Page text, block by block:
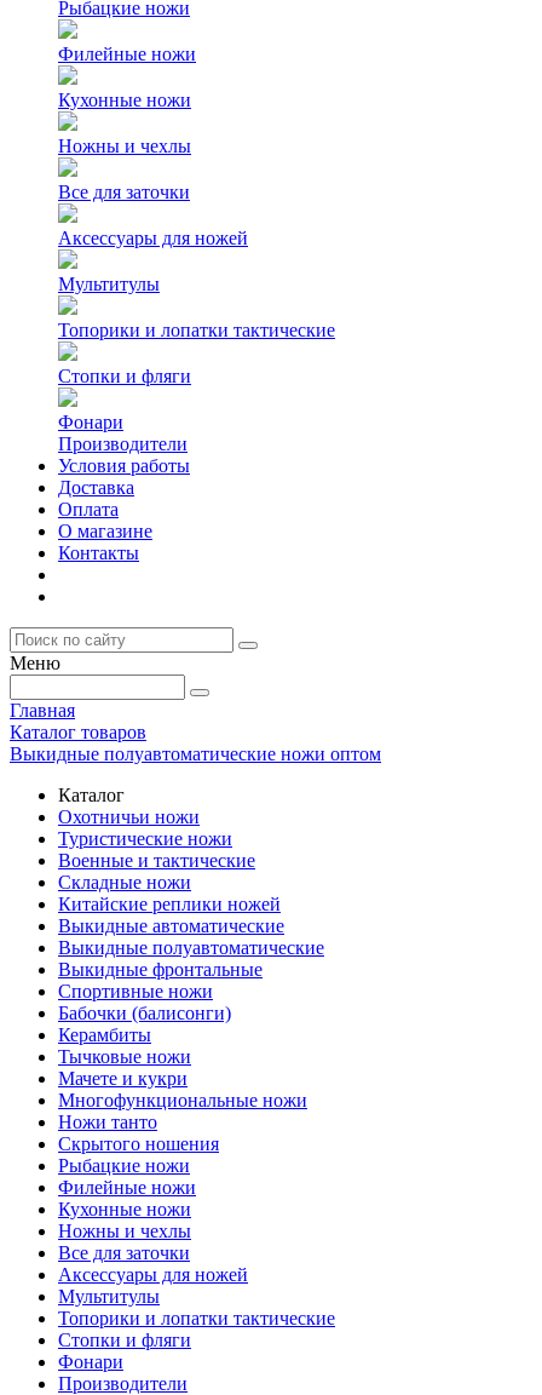
Рыбацкие ножи
Филейные ножи
Кухонные ножи
Ножны и чехлы
Все для заточки
Аксессуары для ножей
Мультитулы
Топорики и лопатки тактические
Стопки и фляги
Фонари
Производители
Условия работы
Доставка
Оплата
О магазине
Контакты
Меню
Главная
Каталог товаров
Выкидные полуавтоматические ножи оптом
Каталог
Охотничьи ножи
Туристические ножи
Военные и тактические
Складные ножи
Китайские реплики ножей
Выкидные автоматические
Выкидные полуавтоматические
Выкидные фронтальные
Спортивные ножи
Бабочки (балисонги)
Керамбиты
Тычковые ножи
Мачете и кукри
Многофункциональные ножи
Ножи танто
Скрытого ношения
Рыбацкие ножи
Филейные ножи
Кухонные ножи
Ножны и чехлы
Все для заточки
Аксессуары для ножей
Мультитулы
Топорики и лопатки тактические
Стопки и фляги
Фонари
Производители